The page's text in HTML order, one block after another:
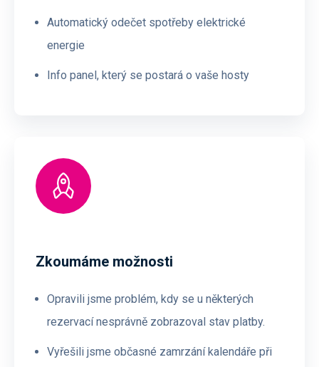
Automatický odečet spotřeby elektrické
energie
Info panel, který se postará o vaše hosty
Zkoumáme možnosti
Opravili jsme problém, kdy se u některých
rezervací nesprávně zobrazoval stav platby.
Vyřešili jsme občasné zamrzání kalendáře při